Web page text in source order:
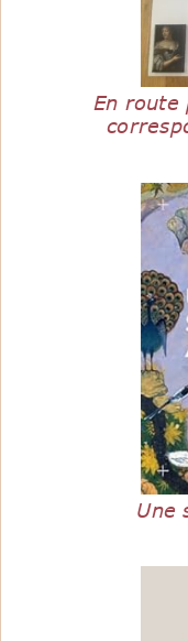
En route
Une